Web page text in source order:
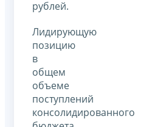
рублей.
Лидирующую
позицию
в
общем
объеме
поступлений
консолидированного